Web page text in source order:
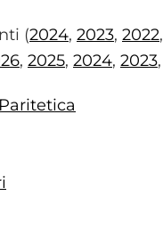
(2024, 2023, 2022,
, 2025, 2024, 2023,
Paritetica